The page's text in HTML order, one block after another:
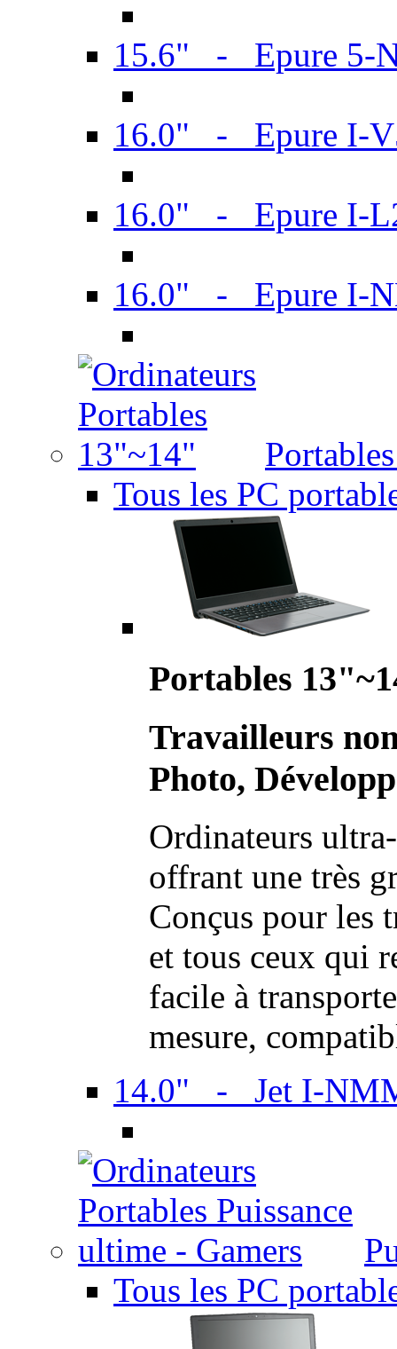
15.6" - Epure 5-
16.0" - Epure I-
16.0" - Epure I-
16.0" - Epure I-
Tous les PC
Portables
Travailleurs
Photo,
Ordinateurs
offrant une très
Conçus pour les
et tous ceux qui
facile à
mesure,
14.0" - Jet I-
Tous les PC